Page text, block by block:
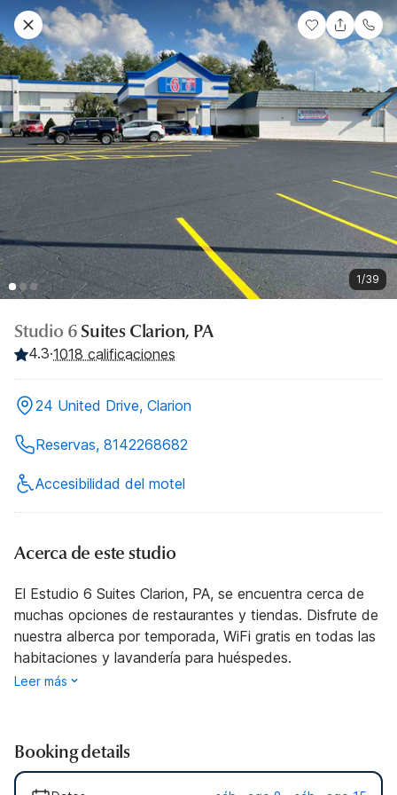
1/39
Studio 6Suites Clarion, PA
4.3·1018 calificaciones
24 United Drive, Clarion
Reservas, 8142268682
Accesibilidad del motel
Acerca de este studio
El Estudio 6 Suites Clarion, PA, se encuentra cerca de
muchas opciones de restaurantes y tiendas. Disfrute de
nuestra alberca por temporada, WiFi gratis en todas las
habitaciones y lavandería para huéspedes.
Leer más
Booking details